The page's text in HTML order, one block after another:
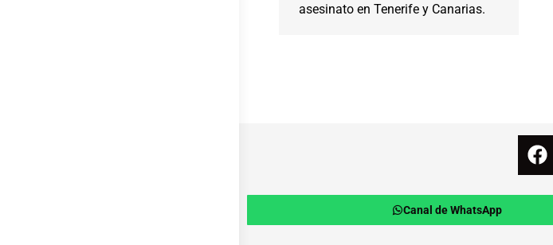
asesinato en Tenerife y Canarias.
Canal de WhatsApp